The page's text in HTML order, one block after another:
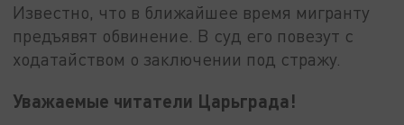
Известно, что в ближайшее время мигранту
предъявят обвинение. В суд его повезут с
ходатайством о заключении под стражу.
Уважаемые читатели Царьграда!